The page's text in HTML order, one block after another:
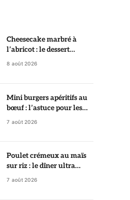
Cheesecake marbré à
l’abricot : le dessert
crémeux qui fait toujours
8 août 2026
Mini burgers apéritifs au
bœuf : l’astuce pour les
garder ultra juteux
7 août 2026
Poulet crémeux au maïs
sur riz : le dîner ultra
gourmand prêt en 35
7 août 2026